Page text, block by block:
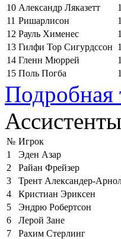
10 Александр Ляказетт
11 Ришарлисон
12 Рауль Хименес
13 Гилфи Тор Сигурдссон
14 Гленн Мюррей
15 Поль Погба
Подробная
№ Игрок
1
Эден Азар
2
Райан Фрейзер
3
Трент Александер-
4
Кристиан Эриксен
5
Эндрю Робертсон
6
Лерой Зане
7
Рахим Стерлинг